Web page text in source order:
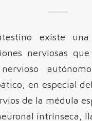
existe
nerviosas
en especial
de la médula
intrínseca,